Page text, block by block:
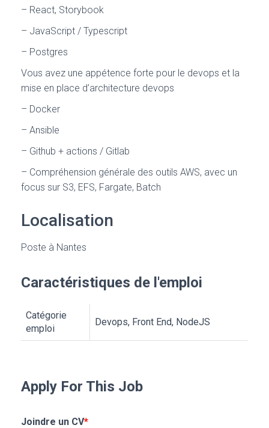
– React, Storybook
– JavaScript / Typescript
– Postgres
Vous avez une appétence forte pour le devops et la
mise en place d’architecture devops
– Docker
– Ansible
– Github + actions / Gitlab
– Compréhension générale des outils AWS, avec un
focus sur S3, EFS, Fargate, Batch
Localisation
Poste à Nantes
Caractéristiques de l'emploi
Catégorie
emploi
Devops, Front End, NodeJS
Apply For This Job
Joindre un CV*